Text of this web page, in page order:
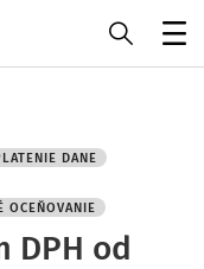
DANE
OCEŇOVANIE
DPH od